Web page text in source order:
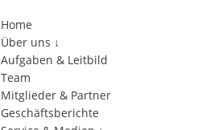
Home
Über uns ↓
Aufgaben & Leitbild
Team
Mitglieder & Partner
Geschäftsberichte